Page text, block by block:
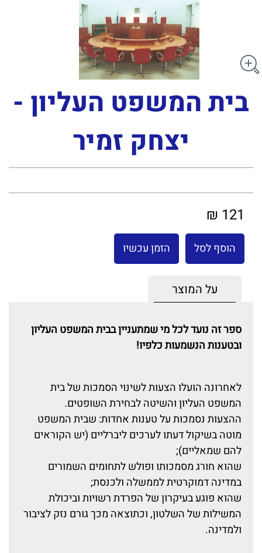
בית המשפט העליון -
יצחק זמיר
121 ₪
הוסף לסל הזמן עכשיו
על המוצר
ספר זה נועד לכל מי שמתעניין בבית המשפט העליון
ובטענות הנשמעות כלפיו!
לאחרונה הועלו הצעות לשינוי הסמכות של בית
המשפט העליון והשיטה לבחירת השופטים.
ההצעות נסמכות על טענות אחדות: שבית המשפט
מוטה בשיקול דעתו לערכים ליברליים (יש הקוראים
להם שמאליים);
שהוא חורג מסמכותו ופולש לתחומים השמורים
במדינה דמוקרטית לממשלה ולכנסת;
שהוא פוגע בעיקרון של הפרדת רשויות וביכולת
המשילות של השלטון, וכתוצאה מכך גורם נזק לציבור
ולמדינה.